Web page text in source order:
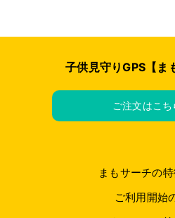
子供見守りGPS【ま
ご注文はこち
まもサーチの
ご利用開始